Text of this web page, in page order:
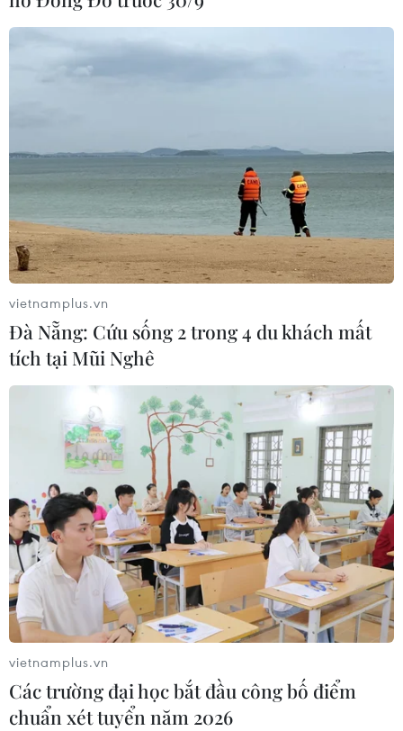
ABPA muốn góp phần ngăn chặn vi phạm
bản quyền sách ở không gian mạng
15/09/2023 09:24
Hội thảo do Hội Xuất Bản Việt Nam, Hiệp hội Xuất Bản
Đông Nam Á, Cục Xuất bản - In - Phát hành Bộ Thông
tin và Truyền thông, Sở Thông tin và Truyền thông Thành
phố Hồ Chí Minh tổ chức.
Làm thế nào để ngăn chặn vi phạm bản
quyền sách trên không gian mạng?
vietnamplus.vn
Đà Nẵng: Cứu sống 2 trong 4 du khách mất
tích tại Mũi Nghê
vietnamplus.vn
Các trường đại học bắt đầu công bố điểm
chuẩn xét tuyển năm 2026